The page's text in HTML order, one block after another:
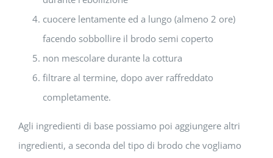
cuocere lentamente ed a lungo (almeno 2 ore)
facendo sobbollire il brodo semi coperto
non mescolare durante la cottura
filtrare al termine, dopo aver raffreddato
completamente.
Agli ingredienti di base possiamo poi aggiungere altri
ingredienti, a seconda del tipo di brodo che vogliamo